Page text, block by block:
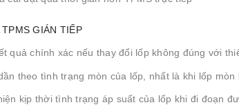
GIÁN TIẾP
quả chính xác nếu thay đổi lốp không đúng với
theo tình trạng mòn của lốp, nhất là khi lốp mòn
kịp thời tình trạng áp suất của lốp khi đi đoạn